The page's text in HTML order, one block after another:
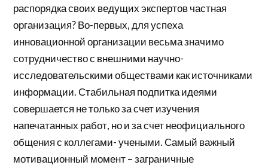
распорядка своих ведущих экспертов частная
организация? Во-первых, для успеха
инновационной организации весьма значимо
сотрудничество с внешними научно-
исследовательскими обществами как источниками
информации. Стабильная подпитка идеями
совершается не только за счет изучения
напечатанных работ, но и за счет неофициального
общения с коллегами- учеными. Самый важный
мотивационный момент – заграничные